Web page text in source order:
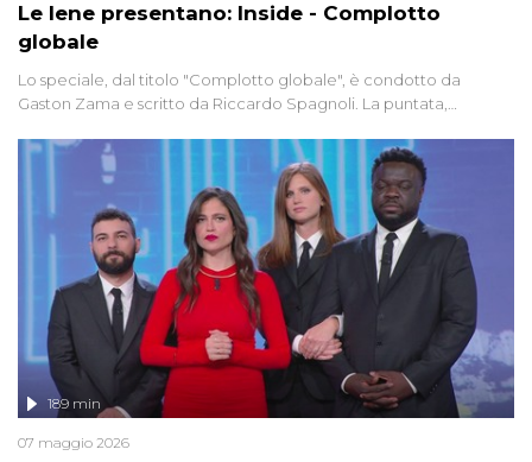
Le Iene presentano: Inside - Complotto
globale
Lo speciale, dal titolo "Complotto globale", è condotto da
Gaston Zama e scritto da Riccardo Spagnoli. La puntata,
racconta l'universo delle narrazioni alternative, dei sospetti
globali e del complottismo che negli ultimi anni hanno invaso
social network, talk show, piazze digitali e immaginario collettivo.
189 min
07 maggio 2026